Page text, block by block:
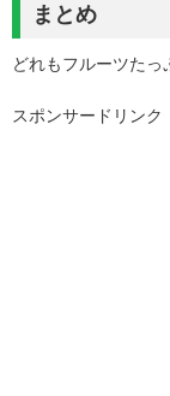
まとめ
どれもフルーツたっ
スポンサードリンク